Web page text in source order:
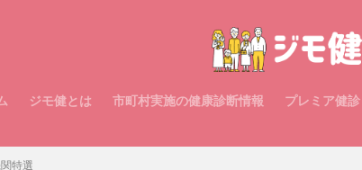
ジモ健とは 市町村実施の健康診断情報 プレミア健診
特選